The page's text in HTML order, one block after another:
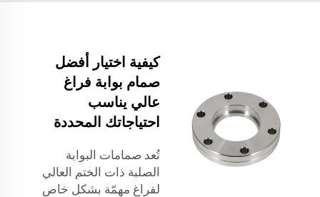
كيفية اختيار أفضل
صمام بوابة فراغ
عالي يناسب
احتياجاتك المحددة
تُعد صمامات البوابة
الصلبة ذات الختم العالي
لفراغ مهمّة بشكل خاص